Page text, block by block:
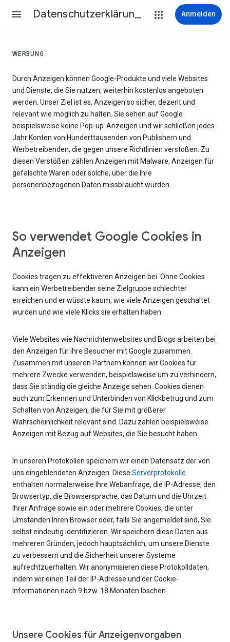
Datenschutzerklärung & Nutzungsbedingungen Anmelden
WERBUNG
Durch Anzeigen können Google-Produkte und viele Websites
und Dienste, die Sie nutzen, weiterhin kostenlos angeboten
werden. Unser Ziel ist es, Anzeigen so sicher, dezent und
relevant wie möglich zu halten. Sie sehen auf Google
beispielsweise keine Pop-up-Anzeigen und wir schließen jedes
Jahr Konten von Hunderttausenden von Publishern und
Werbetreibenden, die gegen unsere Richtlinien verstoßen. Zu
diesen Verstößen zählen Anzeigen mit Malware, Anzeigen für
gefälschte Waren oder solche, über die Ihre
personenbezogenen Daten missbraucht würden.
So verwendet Google Cookies in
Anzeigen
Cookies tragen zu effektiveren Anzeigen bei. Ohne Cookies
kann ein Werbetreibender seine Zielgruppe schlechter
erreichen und er wüsste kaum, wie viele Anzeigen geschaltet
wurden und wie viele Klicks sie erhalten haben.
Viele Websites wie Nachrichtenwebsites und Blogs arbeiten bei
den Anzeigen für ihre Besucher mit Google zusammen.
Zusammen mit unseren Partnern können wir Cookies für
mehrere Zwecke verwenden, beispielsweise um zu verhindern,
dass Sie ständig die gleiche Anzeige sehen. Cookies dienen
auch zum Erkennen und Unterbinden von Klickbetrug und zum
Schalten von Anzeigen, die für Sie mit größerer
Wahrscheinlichkeit relevant sind. Dazu zählen beispielsweise
Anzeigen mit Bezug auf Websites, die Sie besucht haben.
In unseren Protokollen speichern wir einen Datensatz der von
uns eingeblendeten Anzeigen. Diese Serverprotokolle
enthalten normalerweise Ihre Webanfrage, die IP-Adresse, den
Browsertyp, die Browsersprache, das Datum und die Uhrzeit
Ihrer Anfrage sowie ein oder mehrere Cookies, die unter
Umständen Ihren Browser oder, falls Sie angemeldet sind, Sie
selbst eindeutig identifizieren. Wir speichern diese Daten aus
mehreren Gründen, jedoch hauptsächlich, um unsere Dienste
zu verbessern und die Sicherheit unserer Systeme
aufrechtzuerhalten. Wir anonymisieren diese Protokolldaten,
indem wir einen Teil der IP-Adresse und der Cookie-
Informationen nach 9 bzw. 18 Monaten löschen.
Unsere Cookies für Anzeigenvorgaben